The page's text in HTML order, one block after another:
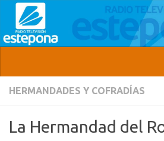
HERMANDADES Y COFRADÍAS
La Hermandad del